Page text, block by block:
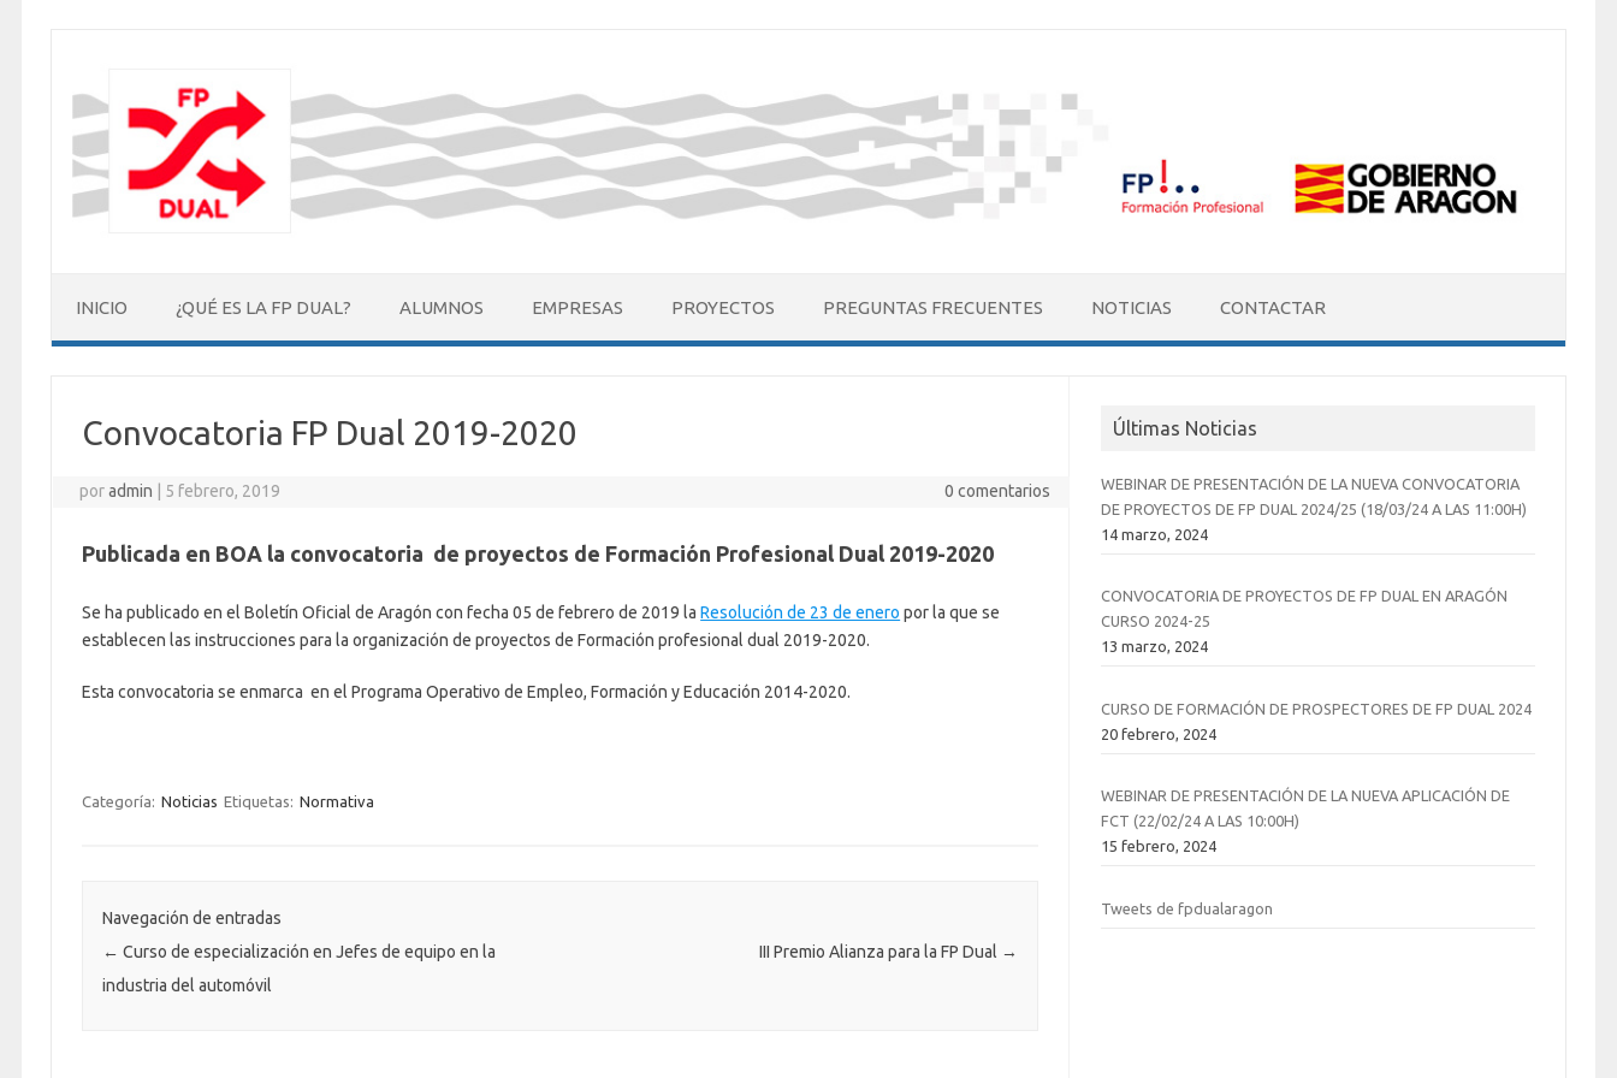
INICIO ¿QUÉ ES LA FP DUAL? ALUMNOS EMPRESAS PROYECTOS PREGUNTAS FRECUENTES NOTICIAS CONTACTAR
Convocatoria FP Dual 2019-2020
poradmin 5 febrero, 2019 0 comentarios
Publicada en BOA la convocatoria de proyectos de Formación Profesional Dual 2019-2020
Se ha publicado en el Boletín Oficial de Aragón con fecha 05 de febrero de 2019 laResolución de 23 de enero por la que se
establecen las instrucciones para la organización de proyectos de Formación profesional dual 2019-2020.
Esta convocatoria se enmarca en el Programa Operativo de Empleo, Formación y Educación 2014-2020.
Categoría: Noticias Etiquetas: Normativa
Navegación de entradas
← Curso de especialización en Jefes de equipo en la
industria del automóvil
III Premio Alianza para la FP Dual →
Últimas Noticias
WEBINAR DE PRESENTACIÓN DE LA NUEVA CONVOCATORIA
DE PROYECTOS DE FP DUAL 2024/25 (18/03/24 A LAS 11:00H)
14 marzo, 2024
CONVOCATORIA DE PROYECTOS DE FP DUAL EN ARAGÓN
CURSO 2024-25
13 marzo, 2024
CURSO DE FORMACIÓN DE PROSPECTORES DE FP DUAL 2024
20 febrero, 2024
WEBINAR DE PRESENTACIÓN DE LA NUEVA APLICACIÓN DE
FCT (22/02/24 A LAS 10:00H)
15 febrero, 2024
Tweets de fpdualaragon